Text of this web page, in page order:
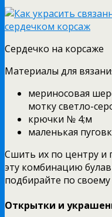
Сердечко на корсаже
Материалы для
мериносовая
мотку светло-
крючки № 4;м
маленькая
Сшить их по центру и
эту комбинацию
подбирайте по
Открытки и